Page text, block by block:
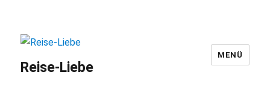
Reise-Liebe
MENÜ